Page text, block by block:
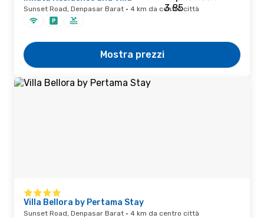
Sunset Road, Denpasar Barat · 4 km da centro città
Mostra prezzi
Villa Bellora by Pertama Stay
Sunset Road, Denpasar Barat · 4 km da centro città